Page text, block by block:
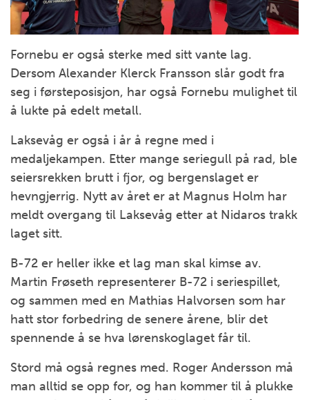
Fornebu er også sterke med sitt vante lag.
Dersom Alexander Klerck Fransson slår godt fra
seg i førsteposisjon, har også Fornebu mulighet til
å lukte på edelt metall.
Laksevåg er også i år å regne med i
medaljekampen. Etter mange seriegull på rad, ble
seiersrekken brutt i fjor, og bergenslaget er
hevngjerrig. Nytt av året er at Magnus Holm har
meldt overgang til Laksevåg etter at Nidaros trakk
laget sitt.
B-72 er heller ikke et lag man skal kimse av.
Martin Frøseth representerer B-72 i seriespillet,
og sammen med en Mathias Halvorsen som har
hatt stor forbedring de senere årene, blir det
spennende å se hva lørenskoglaget får til.
Stord må også regnes med. Roger Andersson må
man alltid se opp for, og han kommer til å plukke